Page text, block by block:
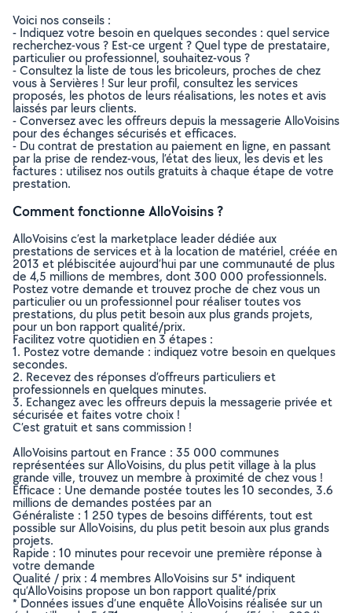
Voici nos conseils :
- Indiquez votre besoin en quelques secondes : quel service
recherchez-vous ? Est-ce urgent ? Quel type de prestataire,
particulier ou professionnel, souhaitez-vous ?
- Consultez la liste de tous les bricoleurs, proches de chez
vous à Servières ! Sur leur profil, consultez les services
proposés, les photos de leurs réalisations, les notes et avis
laissés par leurs clients.
- Conversez avec les offreurs depuis la messagerie AlloVoisins
pour des échanges sécurisés et efficaces.
- Du contrat de prestation au paiement en ligne, en passant
par la prise de rendez-vous, l’état des lieux, les devis et les
factures : utilisez nos outils gratuits à chaque étape de votre
prestation.
Comment fonctionne AlloVoisins ?
AlloVoisins c’est la marketplace leader dédiée aux
prestations de services et à la location de matériel, créée en
2013 et plébiscitée aujourd’hui par une communauté de plus
de 4,5 millions de membres, dont 300 000 professionnels.
Postez votre demande et trouvez proche de chez vous un
particulier ou un professionnel pour réaliser toutes vos
prestations, du plus petit besoin aux plus grands projets,
pour un bon rapport qualité/prix.
Facilitez votre quotidien en 3 étapes :
1. Postez votre demande : indiquez votre besoin en quelques
secondes.
2. Recevez des réponses d’offreurs particuliers et
professionnels en quelques minutes.
3. Echangez avec les offreurs depuis la messagerie privée et
sécurisée et faites votre choix !
C’est gratuit et sans commission !
AlloVoisins partout en France : 35 000 communes
représentées sur AlloVoisins, du plus petit village à la plus
grande ville, trouvez un membre à proximité de chez vous !
Efficace : Une demande postée toutes les 10 secondes, 3.6
millions de demandes postées par an
Généraliste : 1 250 types de besoins différents, tout est
possible sur AlloVoisins, du plus petit besoin aux plus grands
projets.
Rapide : 10 minutes pour recevoir une première réponse à
votre demande
Qualité / prix : 4 membres AlloVoisins sur 5* indiquent
qu’AlloVoisins propose un bon rapport qualité/prix
* Données issues d’une enquête AlloVoisins réalisée sur un